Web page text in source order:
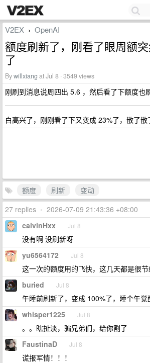
V2EX › OpenAI
额度刷新了，刚看了眼周额
了
Bywillxiang at Jul 8 · 3549 views
刚刷到消息说周四出 5.6 ，然后看了下额度也
白高兴了，刚刚看了下又变成 23%了，散了散
额度 刷新
变动
27 replies • 2026-07-09 21:43:36 +08:00
calvinHxx Jul 8
没有啊 没刷新呀
yu6564172 Jul 8
这一次的额度用的飞快，这几天都是很
buried Jul 8
午睡前刷新了，变成 100%了，睡个午
whisper1225 Jul 8
。。瞎扯淡，骗兄弟们，给你割了
FaustinaD Jul 8
谎报军情！！！